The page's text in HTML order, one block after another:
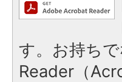
す。お持ち
Reader（